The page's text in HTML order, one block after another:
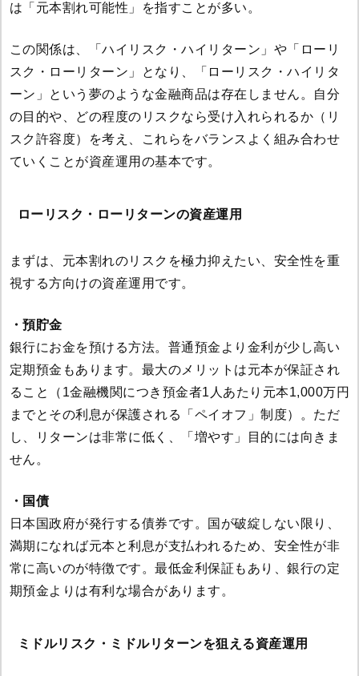
は「元本割れ可能性」を指すことが多い。
この関係は、「ハイリスク・ハイリターン」や「ローリ
スク・ローリターン」となり、「ローリスク・ハイリタ
ーン」という夢のような金融商品は存在しません。自分
の目的や、どの程度のリスクなら受け入れられるか（リ
スク許容度）を考え、これらをバランスよく組み合わせ
ていくことが資産運用の基本です。
ローリスク・ローリターンの資産運用
まずは、元本割れのリスクを極力抑えたい、安全性を重
視する方向けの資産運用です。
・預貯金
銀行にお金を預ける方法。普通預金より金利が少し高い
定期預金もあります。最大のメリットは元本が保証され
ること（1金融機関につき預金者1人あたり元本1,000万円
までとその利息が保護される「ペイオフ」制度）。ただ
し、リターンは非常に低く、「増やす」目的には向きま
せん。
・国債
日本国政府が発行する債券です。国が破綻しない限り、
満期になれば元本と利息が支払われるため、安全性が非
常に高いのが特徴です。最低金利保証もあり、銀行の定
期預金よりは有利な場合があります。
ミドルリスク・ミドルリターンを狙える資産運用